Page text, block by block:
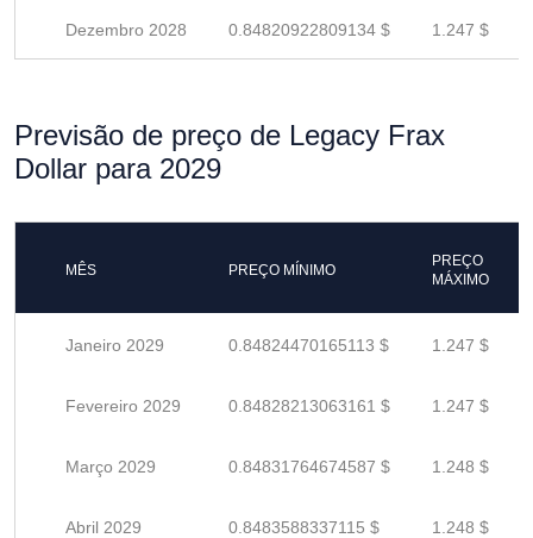
Dezembro 2028 0.84820922809134 $ 1.247 $
Previsão de preço de Legacy Frax
Dollar para 2029
MÊS PREÇO MÍNIMO
PREÇO
MÁXIMO
Janeiro 2029 0.84824470165113 $ 1.247 $
Fevereiro 2029 0.84828213063161 $ 1.247 $
Março 2029 0.84831764674587 $ 1.248 $
Abril 2029 0.8483588337115 $ 1.248 $